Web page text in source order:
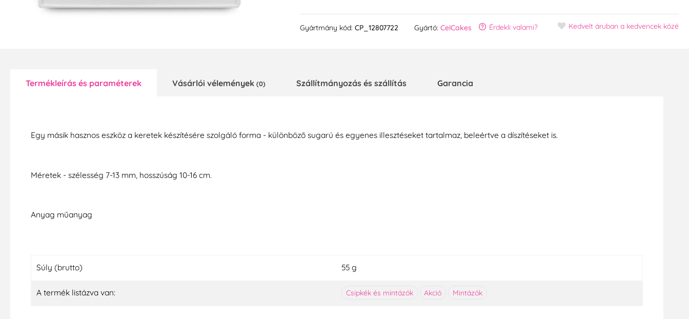
Gyártmány kód: CP_12807722 Gyártó: CelCakes Érdekli valami? Kedvelt áruban a kedvencek közé
Termékleírás és paraméterek Vásárlói vélemények (0) Szállítmányozás és szállítás Garancia
Egy másik hasznos eszköz a keretek készítésére szolgáló forma - különböző sugarú és egyenes illesztéseket tartalmaz, beleértve a díszítéseket is.
Méretek - szélesség 7-13 mm, hosszúság 10-16 cm.
Anyag műanyag
Súly (brutto) 55 g
A termék listázva van: Csipkék és mintázók Akció Mintázók